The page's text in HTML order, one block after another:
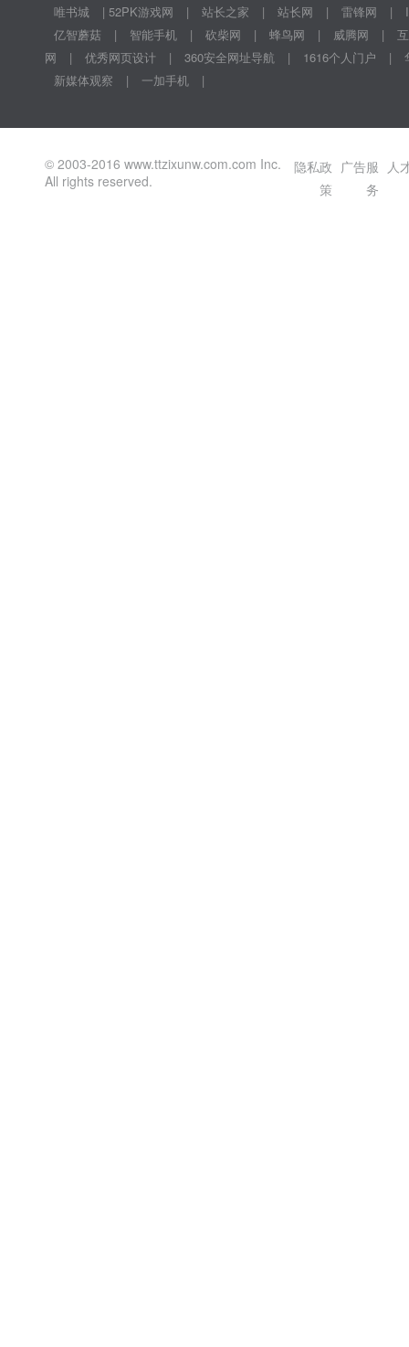
唯书城 | 52PK游戏网 | 站长之家 | 站长网 | 雷锋网 |
亿智蘑菇
| 智能手机 | 砍柴网 | 蜂鸟网 | 威腾网 |
网
| 优秀网页设计 | 360安全网址导航 | 1616个人门户 |
新媒体观察
| 一加手机 |
© 2003-2016 www.ttzixunw.com.com Inc.
All rights reserved.
隐私政
策
广告服
务
人